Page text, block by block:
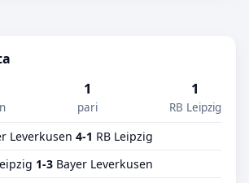
1
pari
1
RB Leipzig
Leverkusen 4-1 RB Leipzig
1-3 Bayer Leverkusen